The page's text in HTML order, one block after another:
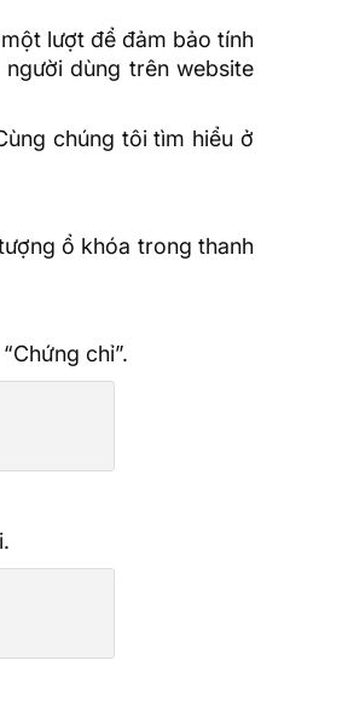
lượt để đảm bảo tính
dùng trên website
chúng tôi tìm hiểu ở
ổ khóa trong thanh
chỉ”.